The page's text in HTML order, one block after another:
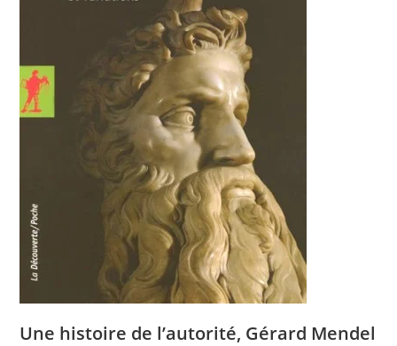
Une histoire de l’autorité, Gérard Mendel